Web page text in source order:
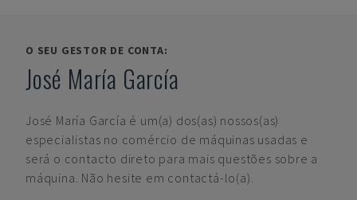
O SEU GESTOR DE CONTA:
José María García
José María García é um(a) dos(as) nossos(as)
especialistas no comércio de máquinas usadas e
será o contacto direto para mais questões sobre a
máquina. Não hesite em contactá-lo(a).